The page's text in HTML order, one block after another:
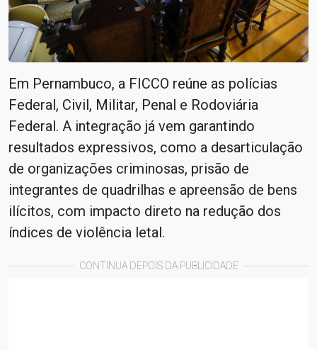
Em Pernambuco, a FICCO reúne as polícias
Federal, Civil, Militar, Penal e Rodoviária
Federal. A integração já vem garantindo
resultados expressivos, como a desarticulação
de organizações criminosas, prisão de
integrantes de quadrilhas e apreensão de bens
ilícitos, com impacto direto na redução dos
índices de violência letal.
CONTINUA DEPOIS DA PUBLICIDADE